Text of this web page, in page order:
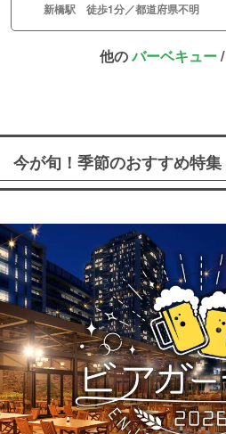
新橋駅 徒歩1分／都道府県不明
他のバーベキュー/
今が旬！季節のおすすめ特集